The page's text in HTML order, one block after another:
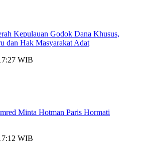
Kepulauan Godok Dana Khusus,
dan Hak Masyarakat Adat
WIB
Minta Hotman Paris Hormati
WIB